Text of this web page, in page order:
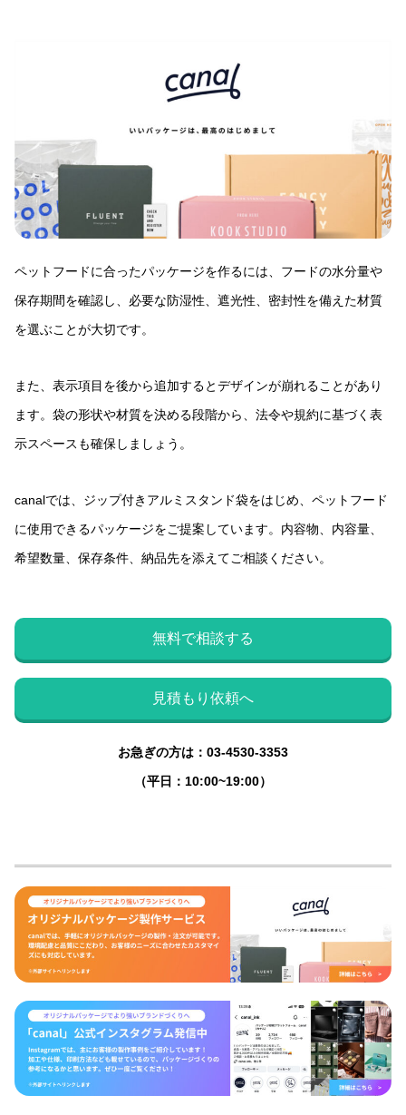
ペットフードに合ったパッケージを作るには、フードの水分量や
保存期間を確認し、必要な防湿性、遮光性、密封性を備えた材質
を選ぶことが大切です。
また、表示項目を後から追加するとデザインが崩れることがあり
ます。袋の形状や材質を決める段階から、法令や規約に基づく表
示スペースも確保しましょう。
canalでは、ジップ付きアルミスタンド袋をはじめ、ペットフード
に使用できるパッケージをご提案しています。内容物、内容量、
希望数量、保存条件、納品先を添えてご相談ください。
無料で相談する
見積もり依頼へ
お急ぎの方は：03-4530-3353
（平日：10:00~19:00）